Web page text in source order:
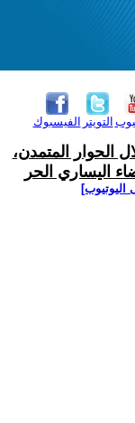
الفيسبوك التويتر
الحوار المتمدن،
اليساري الحر